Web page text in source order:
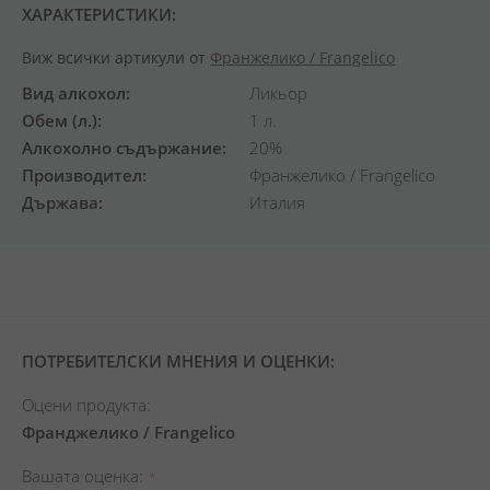
ХАРАКТЕРИСТИКИ:
Виж всички артикули от Франжелико / Frangelico
Вид алкохол
Ликьор
Обем (л.)
1 л.
Алкохолно съдържание
20%
Производител
Франжелико / Frangelico
Държава
Италия
ПОТРЕБИТЕЛСКИ МНЕНИЯ И ОЦЕНКИ:
Оцени продукта:
Франджелико / Frangelico
Вашата оценка